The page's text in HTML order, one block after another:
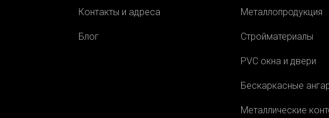
Контакты и адреса
Блог
Металлопродукция
Стройматериалы
PVC окна и двери
Бескаркасные
Металлические